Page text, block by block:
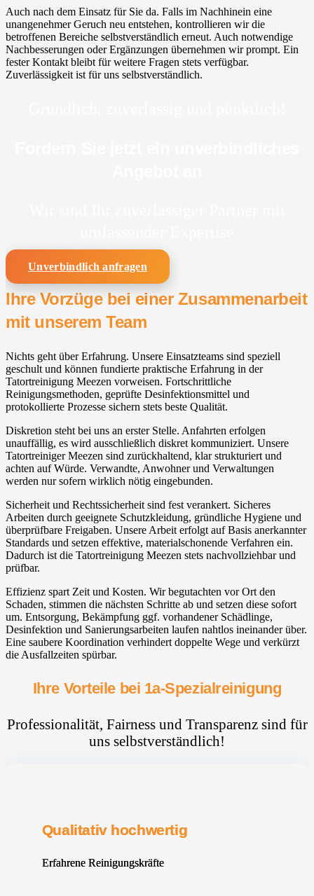
Auch nach dem Einsatz für Sie da. Falls im Nachhinein eine
unangenehmer Geruch neu entstehen, kontrollieren wir die
betroffenen Bereiche selbstverständlich erneut. Auch notwendige
Nachbesserungen oder Ergänzungen übernehmen wir prompt. Ein
fester Kontakt bleibt für weitere Fragen stets verfügbar.
Zuverlässigkeit ist für uns selbstverständlich.
Unverbindlich anfragen
Ihre Vorzüge bei einer Zusammenarbeit
mit unserem Team
Nichts geht über Erfahrung. Unsere Einsatzteams sind speziell
geschult und können fundierte praktische Erfahrung in der
Tatortreinigung Meezen vorweisen. Fortschrittliche
Reinigungsmethoden, geprüfte Desinfektionsmittel und
protokollierte Prozesse sichern stets beste Qualität.
Diskretion steht bei uns an erster Stelle. Anfahrten erfolgen
unauffällig, es wird ausschließlich diskret kommuniziert. Unsere
Tatortreiniger Meezen sind zurückhaltend, klar strukturiert und
achten auf Würde. Verwandte, Anwohner und Verwaltungen
werden nur sofern wirklich nötig eingebunden.
Sicherheit und Rechtssicherheit sind fest verankert. Sicheres
Arbeiten durch geeignete Schutzkleidung, gründliche Hygiene und
überprüfbare Freigaben. Unsere Arbeit erfolgt auf Basis anerkannter
Standards und setzen effektive, materialschonende Verfahren ein.
Dadurch ist die Tatortreinigung Meezen stets nachvollziehbar und
prüfbar.
Effizienz spart Zeit und Kosten. Wir begutachten vor Ort den
Schaden, stimmen die nächsten Schritte ab und setzen diese sofort
um. Entsorgung, Bekämpfung ggf. vorhandener Schädlinge,
Desinfektion und Sanierungsarbeiten laufen nahtlos ineinander über.
Eine saubere Koordination verhindert doppelte Wege und verkürzt
die Ausfallzeiten spürbar.
Ihre Vorteile bei 1a-Spezialreinigung
Professionalität, Fairness und Transparenz sind für
uns selbstverständlich!
Qualitativ hochwertig
Erfahrene Reinigungskräfte